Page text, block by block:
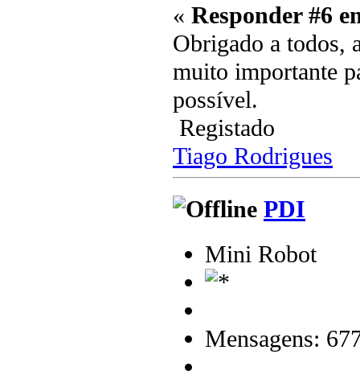
« Responder #6
Obrigado a todos,
muito importante
possível.
Registado
Tiago Rodrigues
PDI
Mini Robot
Mensagens: